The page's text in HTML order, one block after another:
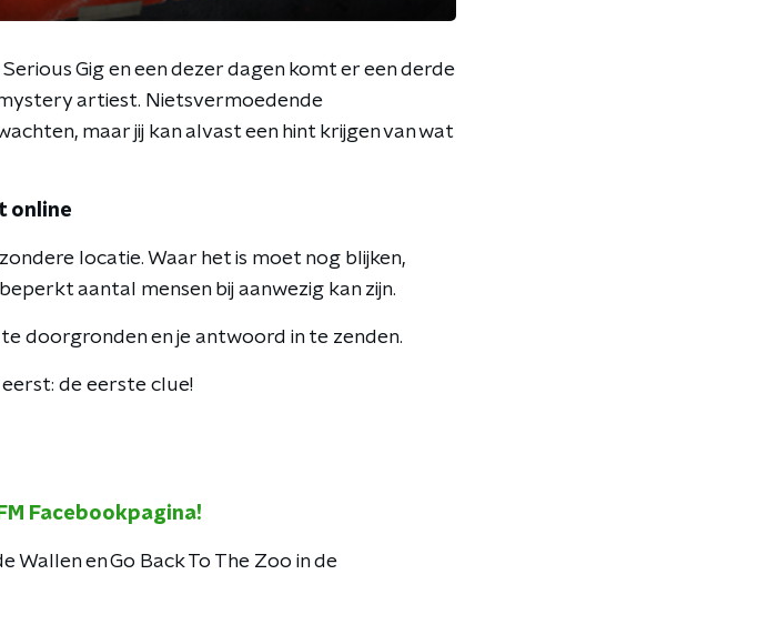
Gig en een dezer dagen komt er een derde
artiest. Nietsvermoedende
maar jij kan alvast een hint krijgen van wat
online
locatie. Waar het is moet nog blijken,
aantal mensen bij aanwezig kan zijn.
doorgronden en je antwoord in te zenden.
de eerste clue!
Facebookpagina!
Wallen en Go Back To The Zoo in de